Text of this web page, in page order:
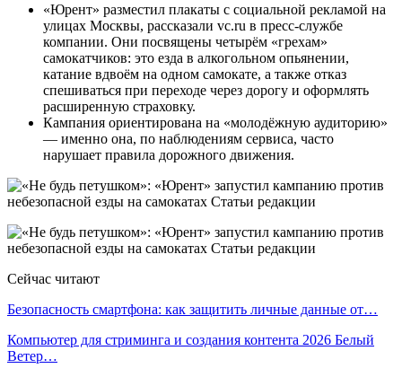
«Юрент» разместил плакаты с социальной рекламой на
улицах Москвы, рассказали vc.ru в пресс-службе
компании. Они посвящены четырём «грехам»
самокатчиков: это езда в алкогольном опьянении,
катание вдвоём на одном самокате, а также отказ
спешиваться при переходе через дорогу и оформлять
расширенную страховку.
Кампания ориентирована на «молодёжную аудиторию»
— именно она, по наблюдениям сервиса, часто
нарушает правила дорожного движения.
Сейчас читают
Безопасность смартфона: как защитить личные данные от…
Компьютер для стриминга и создания контента 2026 Белый
Ветер…